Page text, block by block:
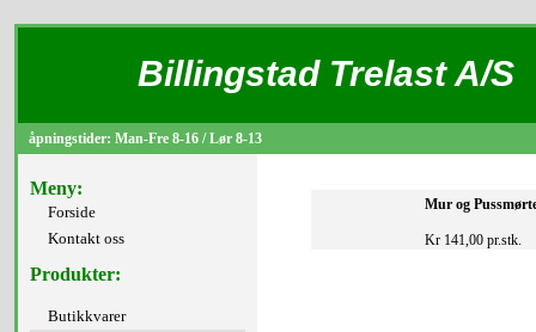
Billingstad Trelast A/S
åpningstider: Man-Fre 8-16 / Lør 8-13
Meny:
Forside
Kontakt oss
Produkter:
Butikkvarer
Mur og
Kr 141,00 pr.stk.